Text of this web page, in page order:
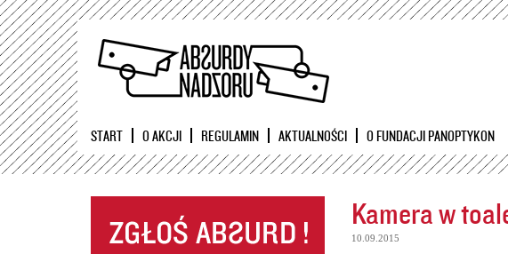
START O AKCJI REGULAMIN AKTUALNOŚCI O FUNDACJI PANOPTYKON
Kamera w
10.09.2015